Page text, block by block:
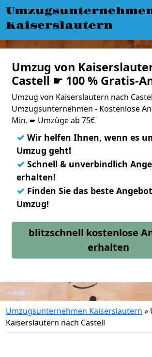
Kaiserslautern
Umzug von
Castell ☛ 100 % Gratis-
Umzug von Kaiserslautern nach
Umzugsunternehmen - Kostenlose
Min. ➨ Umzüge ab 75€
✓ Wir helfen Ihnen, wenn es
Umzug geht!
✓ Schnell & unverbindlich
erhalten!
✓ Finden Sie das beste
Umzug!
blitzschnell kostenlose
erhalten
Umzugsunternehmen Kaiserslautern »
Kaiserslautern nach Castell